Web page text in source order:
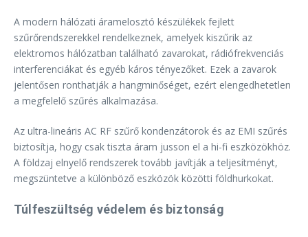
A modern hálózati áramelosztó készülékek fejlett
szűrőrendszerekkel rendelkeznek, amelyek kiszűrik az
elektromos hálózatban található zavarokat, rádiófrekvenciás
interferenciákat és egyéb káros tényezőket. Ezek a zavarok
jelentősen ronthatják a hangminőséget, ezért elengedhetetlen
a megfelelő szűrés alkalmazása.
Az ultra-lineáris AC RF szűrő kondenzátorok és az EMI szűrés
biztosítja, hogy csak tiszta áram jusson el a hi-fi eszközökhöz.
A földzaj elnyelő rendszerek tovább javítják a teljesítményt,
megszüntetve a különböző eszközök közötti földhurkokat.
Túlfeszültség védelem és biztonság